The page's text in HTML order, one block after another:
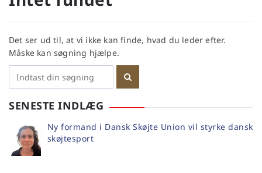
Det ser ud til, at vi ikke kan finde, hvad du leder efter.
Måske kan søgning hjælpe.
SENESTE INDLÆG
Ny formand i Dansk Skøjte Union vil styrke dansk
skøjtesport